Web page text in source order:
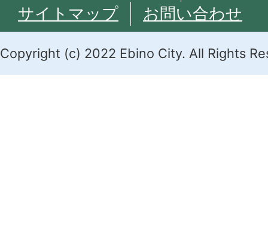
サイトマップ
お問い合わせ
Copyright (c) 2022 Ebino City. All Rights